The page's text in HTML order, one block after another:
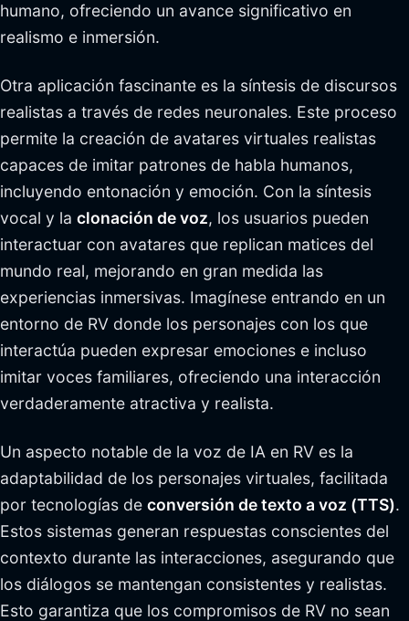
humano, ofreciendo un avance significativo en
realismo e inmersión.
Otra aplicación fascinante es la síntesis de discursos
realistas a través de redes neuronales. Este proceso
permite la creación de avatares virtuales realistas
capaces de imitar patrones de habla humanos,
incluyendo entonación y emoción. Con la síntesis
vocal y la clonación de voz, los usuarios pueden
interactuar con avatares que replican matices del
mundo real, mejorando en gran medida las
experiencias inmersivas. Imagínese entrando en un
entorno de RV donde los personajes con los que
interactúa pueden expresar emociones e incluso
imitar voces familiares, ofreciendo una interacción
verdaderamente atractiva y realista.
Un aspecto notable de la voz de IA en RV es la
adaptabilidad de los personajes virtuales, facilitada
por tecnologías de conversión de texto a voz (TTS).
Estos sistemas generan respuestas conscientes del
contexto durante las interacciones, asegurando que
los diálogos se mantengan consistentes y realistas.
Esto garantiza que los compromisos de RV no sean